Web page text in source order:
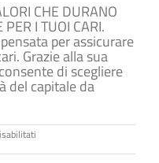
CHE DURANO
I TUOI CARI.
per assicurare
Grazie alla sua
di scegliere
del capitale da
Vita